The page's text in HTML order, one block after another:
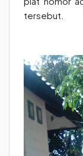
tersebut.